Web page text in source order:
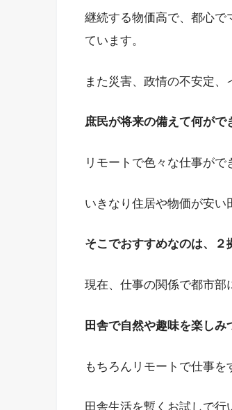
継続する物価高で、都心で
ています。
また災害、政情の不安定、
庶民が将来の備えて何がで
リモートで色々な仕事がで
いきなり住居や物価が安い
そこでおすすめなのは、２
現在、仕事の関係で都市部
田舎で自然や趣味を楽しみ
もちろんリモートで仕事を
田舎生活を暫くお試しで行